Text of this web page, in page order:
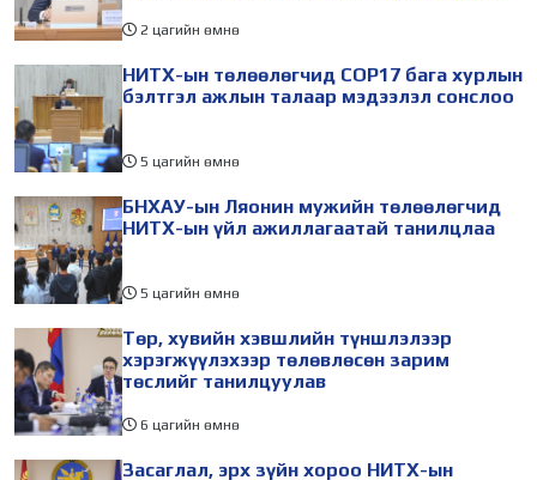
2 цагийн өмнө
НИТХ-ын төлөөлөгчид COP17 бага хурлын
бэлтгэл ажлын талаар мэдээлэл сонслоо
5 цагийн өмнө
БНХАУ-ын Ляонин мужийн төлөөлөгчид
НИТХ-ын үйл ажиллагаатай танилцлаа
5 цагийн өмнө
Төр, хувийн хэвшлийн түншлэлээр
хэрэгжүүлэхээр төлөвлөсөн зарим
төслийг танилцуулав
6 цагийн өмнө
Засаглал, эрх зүйн хороо НИТХ-ын